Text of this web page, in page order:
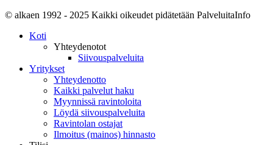
© alkaen 1992 - 2025 Kaikki oikeudet pidätetään PalveluitaInfo
Koti
Yhteydenotot
Siivouspalveluita
Yritykset
Yhteydenotto
Kaikki palvelut haku
Myynnissä ravintoloita
Löydä siivouspalveluita
Ravintolan ostajat
Ilmoitus (mainos) hinnasto